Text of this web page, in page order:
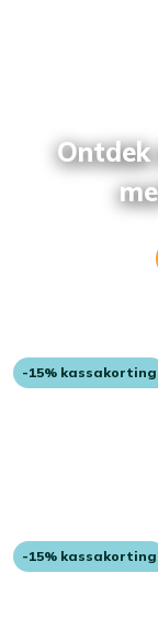
Ontdek
-15% kassakorting
-15% kassakorting